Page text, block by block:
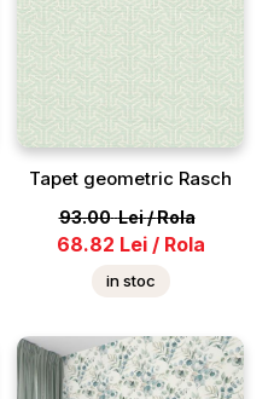
Tapet geometric Rasch
93.00 Lei/Rola
68.82 Lei / Rola
in stoc